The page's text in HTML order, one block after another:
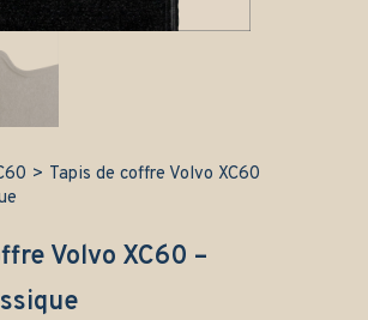
> Tapis de coffre Volvo XC60
Volvo XC60 –